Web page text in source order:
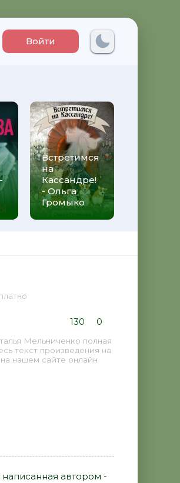
Войти
Встретимся
на
Кассандре!
- Ольга
Громыко
130 0
Мельниченко полная
текст произведения на
нашем сайте онлайн
написанная автором -